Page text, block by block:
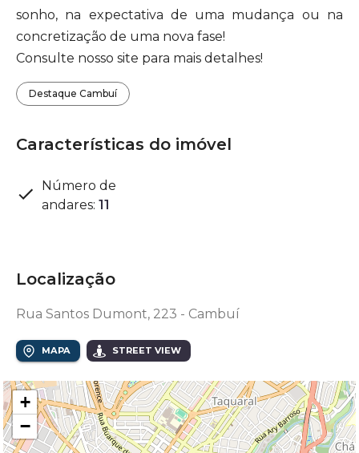
sonho, na expectativa de uma mudança ou na
concretização de uma nova fase!
Consulte nosso site para mais detalhes!
Destaque Cambuí
Características do imóvel
Número de
andares: 11
Localização
Rua Santos Dumont, 223 - Cambuí
MAPA STREET VIEW
+
−